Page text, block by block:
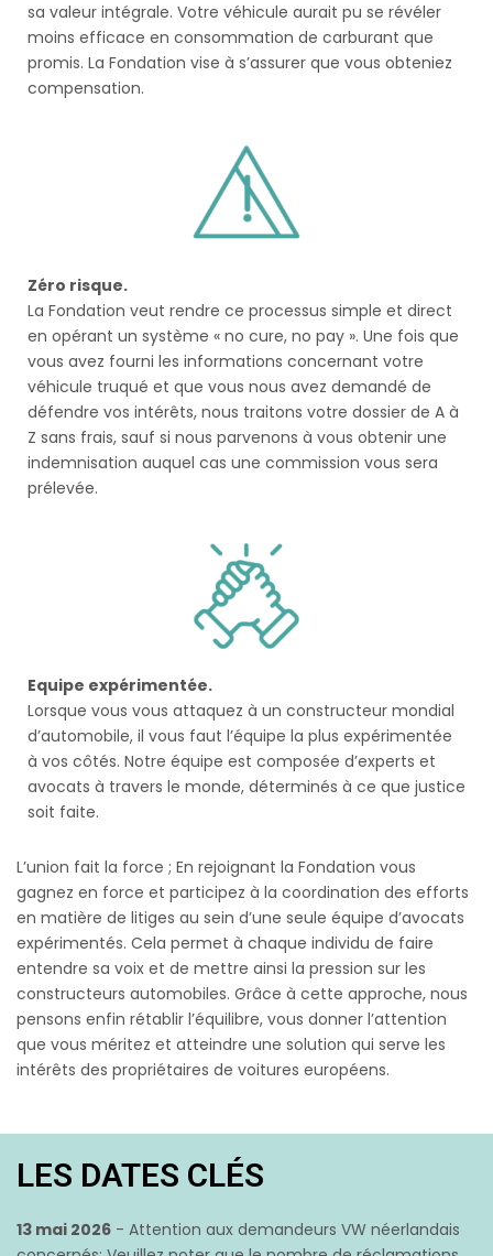
sa valeur intégrale. Votre véhicule aurait pu se révéler
moins efficace en consommation de carburant que
promis. La Fondation vise à s’assurer que vous obteniez
compensation.
Zéro risque.
La Fondation veut rendre ce processus simple et direct
en opérant un système « no cure, no pay ». Une fois que
vous avez fourni les informations concernant votre
véhicule truqué et que vous nous avez demandé de
défendre vos intérêts, nous traitons votre dossier de A à
Z sans frais, sauf si nous parvenons à vous obtenir une
indemnisation auquel cas une commission vous sera
prélevée.
Equipe expérimentée.
Lorsque vous vous attaquez à un constructeur mondial
d’automobile, il vous faut l’équipe la plus expérimentée
à vos côtés. Notre équipe est composée d’experts et
avocats à travers le monde, déterminés à ce que justice
soit faite.
L’union fait la force ; En rejoignant la Fondation vous
gagnez en force et participez à la coordination des efforts
en matière de litiges au sein d’une seule équipe d’avocats
expérimentés. Cela permet à chaque individu de faire
entendre sa voix et de mettre ainsi la pression sur les
constructeurs automobiles. Grâce à cette approche, nous
pensons enfin rétablir l’équilibre, vous donner l’attention
que vous méritez et atteindre une solution qui serve les
intérêts des propriétaires de voitures européens.
LES DATES CLÉS
13 mai 2026 - Attention aux demandeurs VW néerlandais